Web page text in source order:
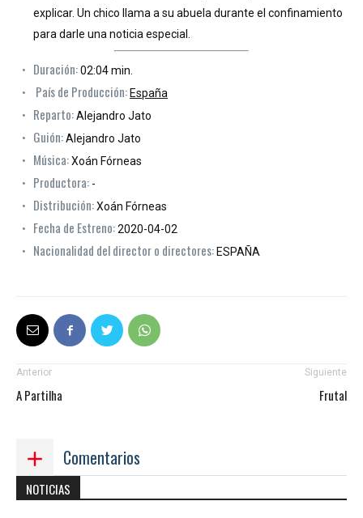
explicar. Un chico llama a su abuela durante el confinamiento
para darle una noticia especial.
Duración:02:04 min.
País de Producción: España
Reparto:Alejandro Jato
Guión:Alejandro Jato
Música:Xoán Fórneas
Productora: -
Distribución:Xoán Fórneas
Fecha de Estreno:2020-04-02
Nacionalidad del director o directores: ESPAÑA
Anterior
A Partilha
Siguiente
Frutal
Comentarios
NOTICIAS